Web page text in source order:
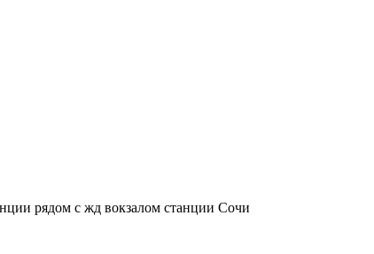
рядом с жд вокзалом станции Сочи